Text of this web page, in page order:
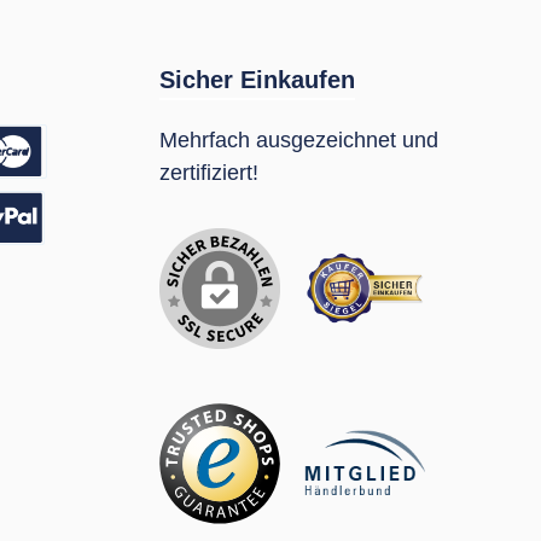
Sicher Einkaufen
Mehrfach ausgezeichnet und
zertifiziert!